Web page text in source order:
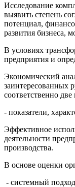
Исследование
выявить степень
потенциал,
развития бизнеса,
В условиях
предприятия и
Экономический
заинтересованных
соответственно
- показатели,
Эффективное
деятельности
производства.
В основе оценки
- системный